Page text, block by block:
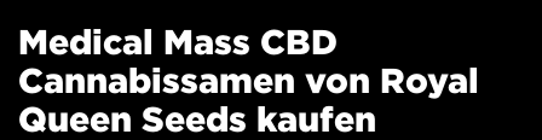
Medical Mass CBD
Cannabissamen von Royal
Queen Seeds kaufen